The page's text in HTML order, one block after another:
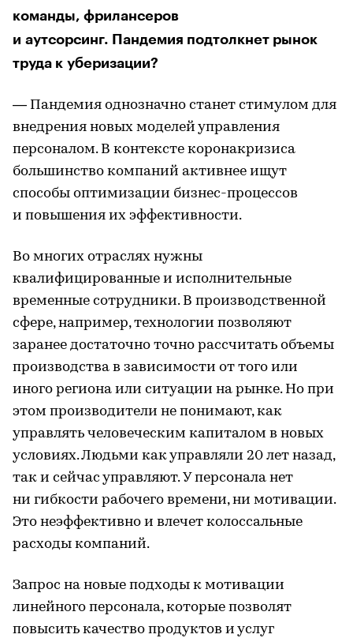
команды, фрилансеров
и аутсорсинг. Пандемия подтолкнет рынок
труда к уберизации?
— Пандемия однозначно станет стимулом для
внедрения новых моделей управления
персоналом. В контексте коронакризиса
большинство компаний активнее ищут
способы оптимизации бизнес-процессов
и повышения их эффективности.
Во многих отраслях нужны
квалифицированные и исполнительные
временные сотрудники. В производственной
сфере, например, технологии позволяют
заранее достаточно точно рассчитать объемы
производства в зависимости от того или
иного региона или ситуации на рынке. Но при
этом производители не понимают, как
управлять человеческим капиталом в новых
условиях. Людьми как управляли 20 лет назад,
так и сейчас управляют. У персонала нет
ни гибкости рабочего времени, ни мотивации.
Это неэффективно и влечет колоссальные
расходы компаний.
Запрос на новые подходы к мотивации
линейного персонала, которые позволят
повысить качество продуктов и услуг